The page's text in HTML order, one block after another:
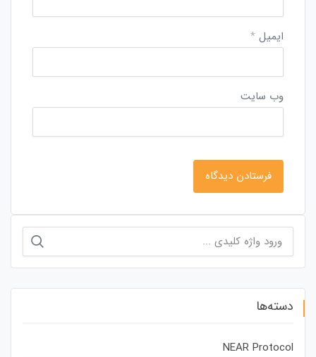
ایمیل *
وب‌ سایت
برای:
دسته‌ها
NEAR Protocol